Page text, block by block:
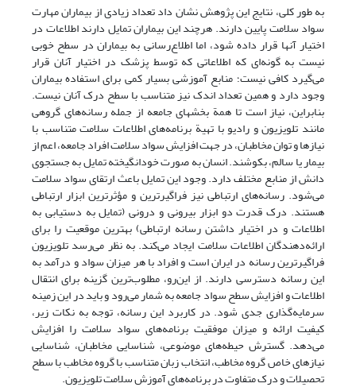
به طور کلی، نتایج این پژوهش نشان داد تعداد زیادی از بیماران مهارت
سواد سلامت پایین دارند. هرچند این بیماران تمایل دارند اطلاعات در
اختیار آنها قرار داده شود، اما اطلاع‌رسانی به بیماران در سطح خوبی
نیست به گونه‌ای که اطلاعاتی که توسط پزشک در اختیار آنان قرار
می‌گیرد کافی نیست؛ منابع آموزشی بسیار کمی برای استفاده بیماران
وجود دارد و همین تعداد اندک نیز متناسب با سطح درک آنان نیست.
بنابراین، نیاز است تا همة بخشهای جامعه از جمله رسانه‌های گروهی
مانند تلویزیون و رادیو با تهیة برنامه‌های اطلاعات سلامت متناسب با
نیازها و توان مخاطبان، در جهت افزایش سواد سلامت افراد جامعه، اعم از
بیمار یا سالم، بکوشند. انسان به صورت خودانگیخته تمایل به جستجوی
دانش از منابع مختلف دارد. وجود این تمایل باعث ارتقای سواد سلامت
می‌شود. رسانه‌های ارتباطی نیز فراگیرترین و مؤثرترین ابزار ارتباطی
هستند. درک قدرت دو ابزار بیرونی و درونی (تمایل به دستیابی به
اطلاعات و در اختیار داشتن رسانه ارتباطی) بهترین موقعیت را برای
ارائه‌دهندگان اطلاعات سلامت ایجاد می‌کند. به نظر می‌رسد تلویزیون
فراگیرترین رسانه در ایران است و افراد با هر میزان سواد و درآمد به
این رسانه دسترسی دارند. از این‌رو، مطلوب‌ترین گزینه برای انتقال
اطلاعات و افزایش سطح سواد جامعه به شمار می‌رود و باید در این زمینه
سرمایه‌گذاری جدی شود. در کاربرد این رسانه، توجه به نکات زیر،
کیفیت ارائه و میزان موفقیت برنامه‌های سواد سلامت را افزایش
می‌دهد. گسترش حیطه‌های موضوعی، شناسایی مخاطبان، شناسایی
نیازهای خاص گروه مخاطب، انتخاب زبان متناسب با گروه مخاطب با سطح
تحصیلات و درک متفاوت در برنامه‌های آموزش سلامت تلویزیون.